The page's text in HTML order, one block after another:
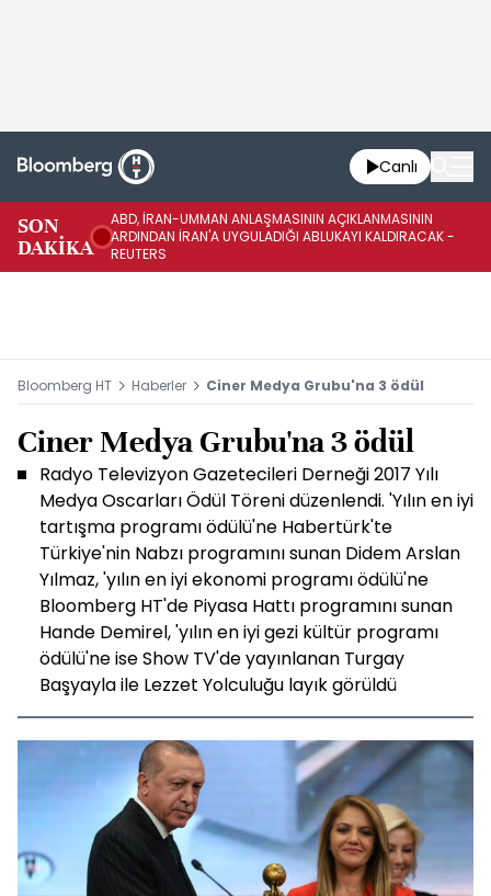
Canlı
SON
DAKİKA
ABD, İRAN-UMMAN ANLAŞMASININ AÇIKLANMASININ
ARDINDAN İRAN'A UYGULADIĞI ABLUKAYI KALDIRACAK -
REUTERS
Bloomberg HT Haberler Ciner Medya Grubu'na 3 ödül
Ciner Medya Grubu'na 3 ödül
Radyo Televizyon Gazetecileri Derneği 2017 Yılı
Medya Oscarları Ödül Töreni düzenlendi. 'Yılın en iyi
tartışma programı ödülü'ne Habertürk'te
Türkiye'nin Nabzı programını sunan Didem Arslan
Yılmaz, 'yılın en iyi ekonomi programı ödülü'ne
Bloomberg HT'de Piyasa Hattı programını sunan
Hande Demirel, 'yılın en iyi gezi kültür programı
ödülü'ne ise Show TV'de yayınlanan Turgay
Başyayla ile Lezzet Yolculuğu layık görüldü